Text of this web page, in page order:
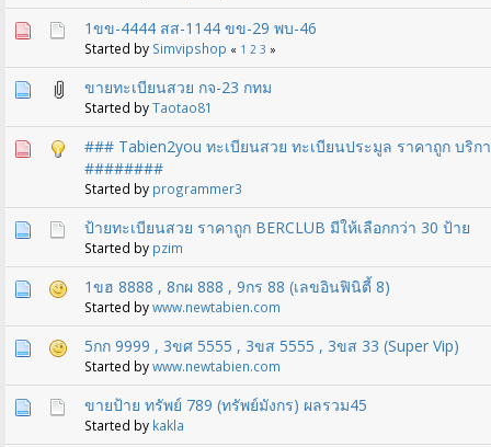
1ขข-4444 สส-1144 ขข-29 พบ-46
Started by Simvipshop « 1 2 3 »
ขายทะเบียนสวย กจ-23 กทม
Started byTaotao81
### Tabien2you ทะเบียนสวย ทะเบียนประมูล ราคาถูก บริก
########
Started by programmer3
ป้ายทะเบียนสวย ราคาถูก BERCLUB มีให้เลือกกว่า 30 ป้าย
Started by pzim
1ขฮ 8888 , 8กผ 888 , 9กร 88 (เลขอินฟินิตี้ 8)
Started bywww.newtabien.com
5กก 9999 , 3ขศ 5555 , 3ขส 5555 , 3ขส 33 (Super Vip)
Started bywww.newtabien.com
ขายป้าย ทรัพย์ 789 (ทรัพย์มังกร) ผลรวม45
Started by kakla